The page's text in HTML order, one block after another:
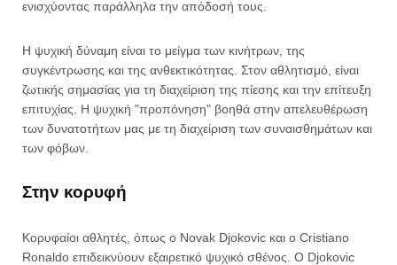
ενισχύοντας παράλληλα την απόδοσή τους.
Η ψυχική δύναμη είναι το μείγμα των κινήτρων, της
συγκέντρωσης και της ανθεκτικότητας. Στον αθλητισμό, είναι
ζωτικής σημασίας για τη διαχείριση της πίεσης και την επίτευξη
επιτυχίας. Η ψυχική "προπόνηση" βοηθά στην απελευθέρωση
των δυνατοτήτων μας με τη διαχείριση των συναισθημάτων και
των φόβων.
Στην κορυφή
Κορυφαίοι αθλητές, όπως ο Novak Djokovic και ο Cristiano
Ronaldo επιδεικνύουν εξαιρετικό ψυχικό σθένος. Ο Djokovic